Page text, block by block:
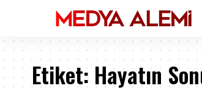
Etiket: Hayatın